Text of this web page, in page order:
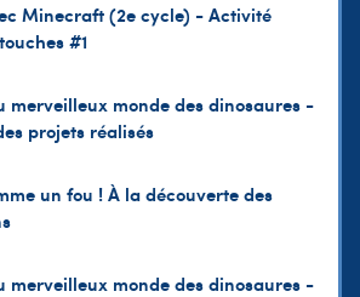
Minecraft (2e cycle) - Activité
#1
merveilleux monde des dinosaures -
projets réalisés
un fou ! À la découverte des
merveilleux monde des dinosaures -